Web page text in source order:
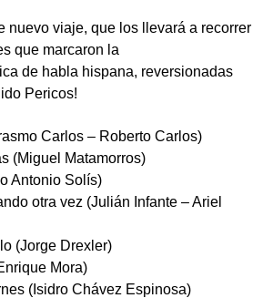
nuevo viaje, que los llevará a recorrer
que marcaron la
de habla hispana, reversionadas
Pericos!
Carlos – Roberto Carlos)
(Miguel Matamorros)
Antonio Solís)
otra vez (Julián Infante – Ariel
(Jorge Drexler)
Mora)
(Isidro Chávez Espinosa)